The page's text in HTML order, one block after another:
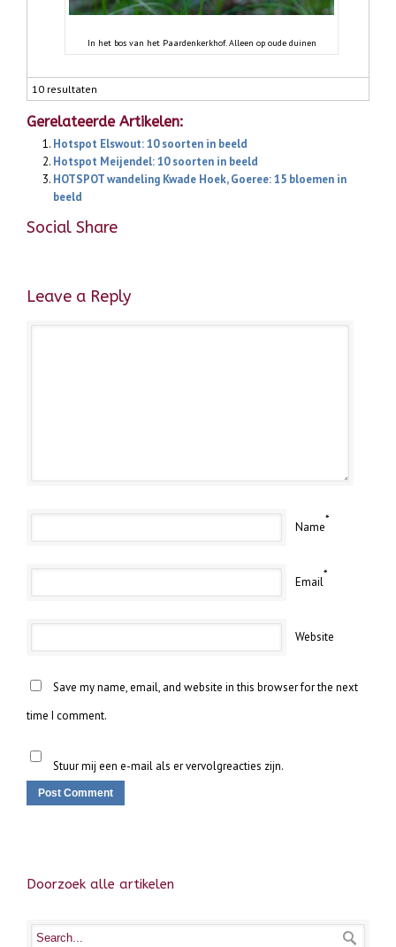
In het bos van het Paardenkerkhof. Alleen op oude duinen
10 resultaten
Gerelateerde Artikelen:
Hotspot Elswout: 10 soorten in beeld
Hotspot Meijendel: 10 soorten in beeld
HOTSPOT wandeling Kwade Hoek, Goeree: 15 bloemen in
beeld
Social Share
Leave a Reply
Name
*
Email
*
Website
Save my name, email, and website in this browser for the next
time I comment.
Stuur mij een e-mail als er vervolgreacties zijn.
Doorzoek alle artikelen